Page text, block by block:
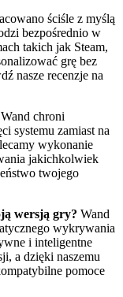
ściśle z myślą
bezpośrednio w
takich jak Steam,
grę bez
nasze recenzje na
Wand chroni
systemu zamiast na
wykonanie
jakichkolwiek
twojego
wersją gry? Wand
wykrywania
i inteligentne
a dzięki naszemu
pomoce